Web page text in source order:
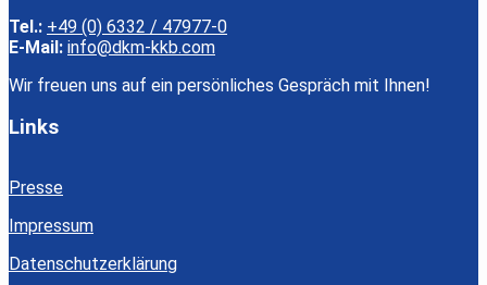
Tel.: +49 (0) 6332 / 47977-0
E-Mail: info@dkm-kkb.com
Wir freuen uns auf ein persönliches Gespräch mit Ihnen!
Links
Presse
Impressum
Datenschutzerklärung